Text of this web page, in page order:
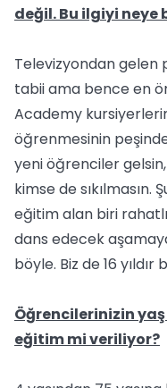
değil. Bu ilgiyi neye
Televizyondan gelen
tabii ama bence en
Academy
öğrenmesinin
yeni öğrenciler
kimse de sıkılmasın.
eğitim alan biri
dans edecek
böyle. Biz de 16
Öğrencilerinizin yaş
eğitim mi veriliyor?